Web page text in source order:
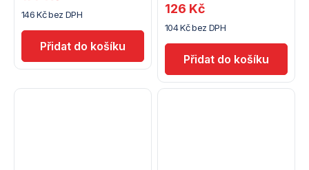
146 Kč bez DPH
104 Kč bez DPH
126 Kč